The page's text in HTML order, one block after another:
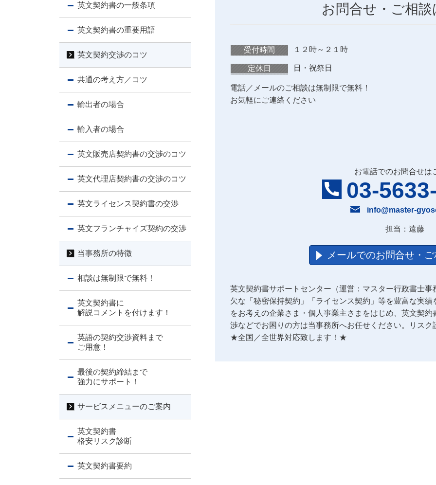
お問合せ・ご相
受付時間 １２時～２１時
定休日 日・祝祭日
電話／メールのご相談は無制限で無料！
お気軽にご連絡ください
お電話でのお問合せは
03-
info@master-
担当：遠藤
メールでのお問合せ・
英文契約書サポートセンター（運営：マスター行政書士
欠な「秘密保持契約」「ライセンス契約」等を豊富な実
をお考えの企業さま・個人事業主さまをはじめ、英文契
渉などでお困りの方は当事務所へお任せください。リス
★全国／全世界対応致します！★
英文契約書の一般条項
英文契約書の重要用語
英文契約交渉のコツ
共通の考え方／コツ
輸出者の場合
輸入者の場合
英文販売店契約書の交渉のコツ
英文代理店契約書の交渉のコツ
英文ライセンス契約書の交渉
英文フランチャイズ契約の交渉
当事務所の特徴
相談は無制限で無料！
英文契約書に
解説コメントを付けます！
英語の契約交渉資料まで
ご用意！
最後の契約締結まで
強力にサポート！
サービスメニューのご案内
英文契約書
格安リスク診断
英文契約書要約